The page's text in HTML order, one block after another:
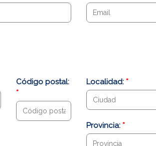
Código postal:
*
Localidad:*
Provincia:*